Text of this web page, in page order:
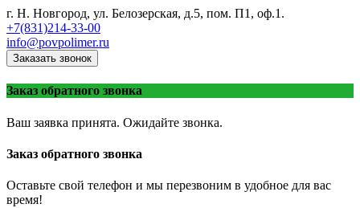
г. Н. Новгород, ул. Белозерская, д.5, пом. П1, оф.1.
+7(831)214-33-00
info@povpolimer.ru
Заказать звонок
Заказ обратного звонка
Ваш заявка принята. Ожидайте звонка.
Заказ обратного звонка
Оставьте свой телефон и мы перезвоним в удобное для вас
время!